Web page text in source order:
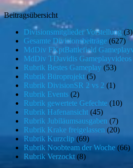
Beitragsübersicht
Divisionsmitglieder Vorstellung (3)
Gesamte Divisionsbeiträge (627)
MdDiv FKptBattlefield
MdDiv TDavidis Gameplayvideos
Rubrik Bestes Gameplay (53)
Rubrik Büroprojekt (5)
Rubrik DivisionSR 2 vs 2 (1)
Rubrik Events (2)
Rubrik gewertete Gefechte (10)
Rubrik Hafenansicht (45)
Rubrik Jubiläumsausgaben (7)
Rubrik Krake freigelassen (20)
Rubrik Kurzclip (69)
Rubrik Noobteam der Woche (66)
Rubrik Verzockt (8)